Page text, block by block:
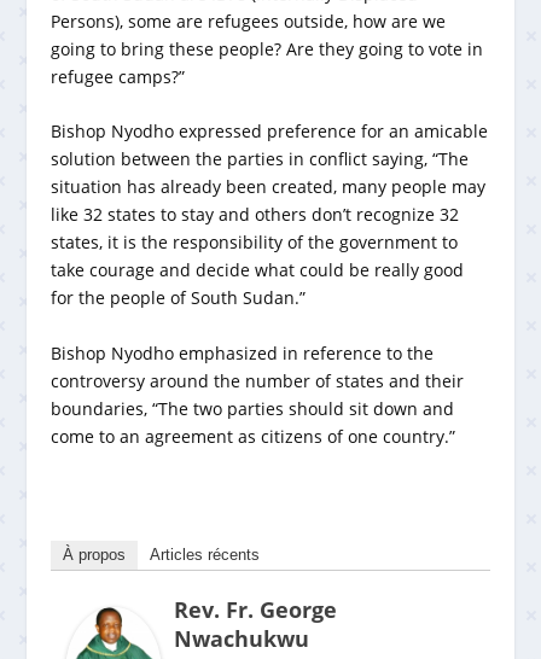
Persons), some are refugees outside, how are we
going to bring these people? Are they going to vote in
refugee camps?”
Bishop Nyodho expressed preference for an amicable
solution between the parties in conflict saying, “The
situation has already been created, many people may
like 32 states to stay and others don’t recognize 32
states, it is the responsibility of the government to
take courage and decide what could be really good
for the people of South Sudan.”
Bishop Nyodho emphasized in reference to the
controversy around the number of states and their
boundaries, “The two parties should sit down and
come to an agreement as citizens of one country.”
À propos Articles récents
Rev. Fr. George
Nwachukwu